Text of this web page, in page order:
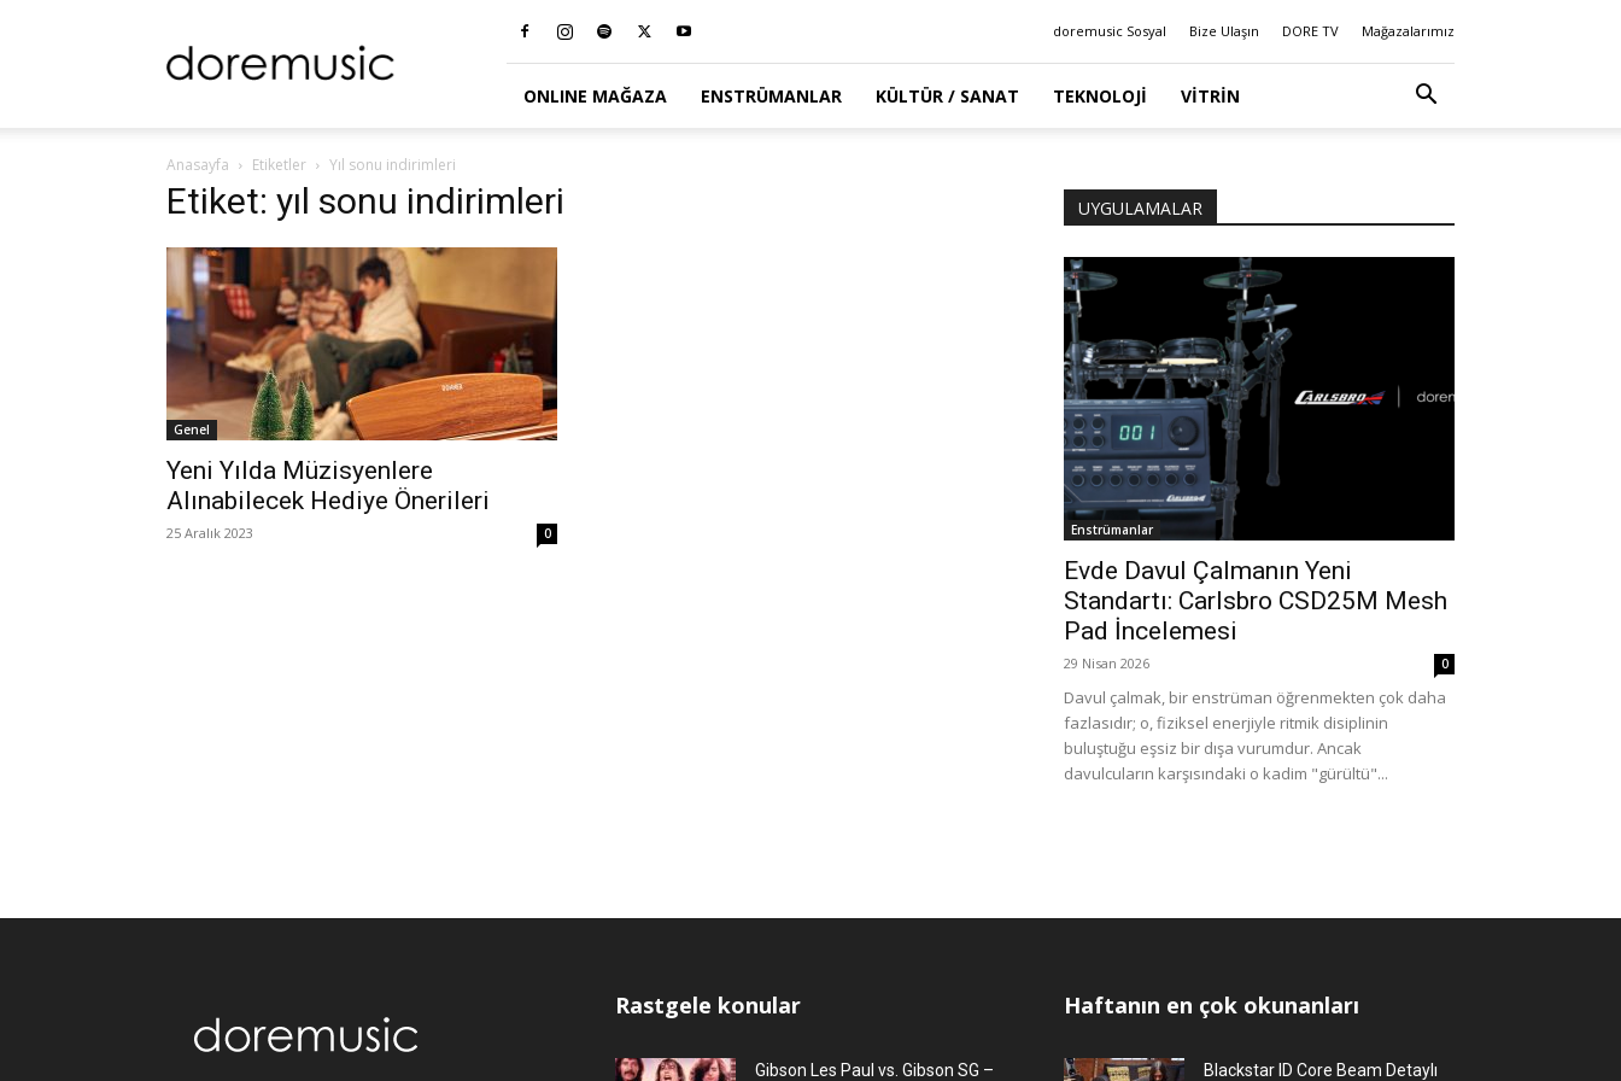
Blog
doremusic Sosyal Bize Ulaşın DORE TV Mağazalarımız
ONLINE MAĞAZA ENSTRÜMANLAR KÜLTÜR / SANAT TEKNOLOJI VITRIN
Anasayfa Etiketler Yıl sonu indirimleri
Etiket: yıl sonu indirimleri
Genel
Yeni Yılda Müzisyenlere
Alınabilecek Hediye Önerileri
25 Aralık 2023 0
UYGULAMALAR
Enstrümanlar
Evde Davul Çalmanın Yeni
Standartı: Carlsbro CSD25M Mesh
Pad İncelemesi
29 Nisan 2026 0
Davul çalmak, bir enstrüman öğrenmekten çok daha
fazlasıdır; o, fiziksel enerjiyle ritmik disiplinin
buluştuğu eşsiz bir dışa vurumdur. Ancak
davulcuların karşısındaki o kadim "gürültü"...
Rastgele konular
Gibson Les Paul vs. Gibson SG –
Haftanın en çok okunanları
Blackstar ID Core Beam Detaylı